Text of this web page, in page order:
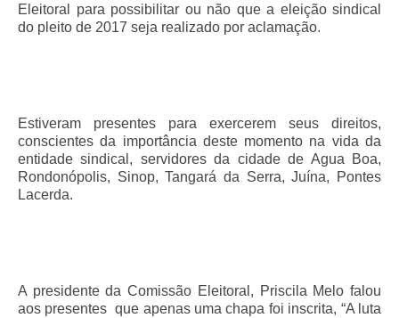
Notícias Gerais
Nota de Falecimento
Notícias
Permutas Disponíveis
Eleitoral para possibilitar ou não que a eleição sindical
do pleito de 2017 seja realizado por aclamação.
Estiveram presentes para exercerem seus direitos,
conscientes da importância deste momento na vida da
entidade sindical, servidores da cidade de Agua Boa,
Rondonópolis, Sinop, Tangará da Serra, Juína, Pontes
Lacerda.
A presidente da Comissão Eleitoral, Priscila Melo falou
aos presentes que apenas uma chapa foi inscrita, “A luta